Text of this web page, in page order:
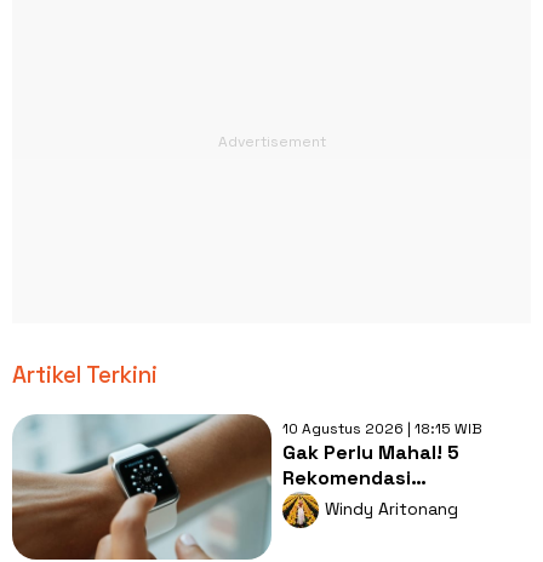
Artikel Terkini
10 Agustus 2026 | 18:15 WIB
Gak Perlu Mahal! 5
Rekomendasi
Smartwatch Berkualitas
dan Ramah di Kantong
Windy Aritonang